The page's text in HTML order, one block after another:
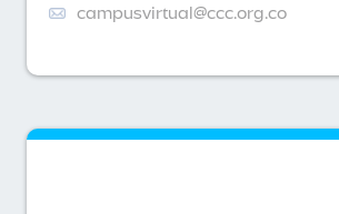
campusvirtual@ccc.org.co